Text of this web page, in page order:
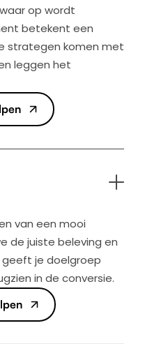
op wordt
betekent een
strategen komen met
leggen het
van een mooi
de juiste beleving en
geeft je doelgroep
in de conversie.